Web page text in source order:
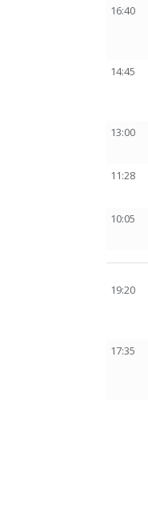
16:40
14:45
13:00
11:28
10:05
19:20
17:35